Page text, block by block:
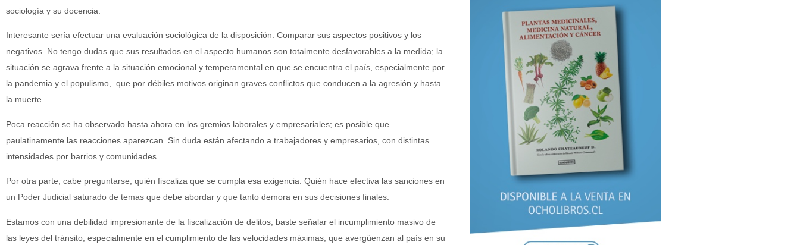
sociología y su docencia.
Interesante sería efectuar una evaluación sociológica de la disposición. Comparar sus aspectos positivos y los
negativos. No tengo dudas que sus resultados en el aspecto humanos son totalmente desfavorables a la medida; la
situación se agrava frente a la situación emocional y temperamental en que se encuentra el país, especialmente por
la pandemia y el populismo, que por débiles motivos originan graves conflictos que conducen a la agresión y hasta
la muerte.
Poca reacción se ha observado hasta ahora en los gremios laborales y empresariales; es posible que
paulatinamente las reacciones aparezcan. Sin duda están afectando a trabajadores y empresarios, con distintas
intensidades por barrios y comunidades.
Por otra parte, cabe preguntarse, quién fiscaliza que se cumpla esa exigencia. Quién hace efectiva las sanciones en
un Poder Judicial saturado de temas que debe abordar y que tanto demora en sus decisiones finales.
Estamos con una debilidad impresionante de la fiscalización de delitos; baste señalar el incumplimiento masivo de
las leyes del tránsito, especialmente en el cumplimiento de las velocidades máximas, que avergüenzan al país en su